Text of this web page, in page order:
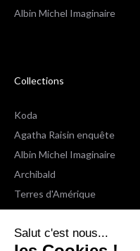
Salut c'est nous...
Albin Michel Imaginaire
Collections
Koda
Agatha Raisin enquête
Albin Michel Imaginaire
Archibald
Terres d'Amérique
Espaces Libres Poche
NOX